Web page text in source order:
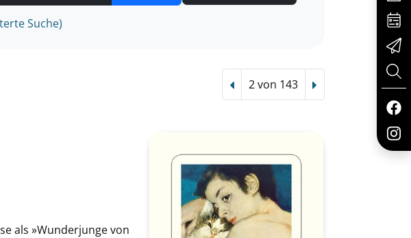
Suche)
Vorheriger Treffer
2 von 143 Nächster Treffer
als »Wunderjunge von